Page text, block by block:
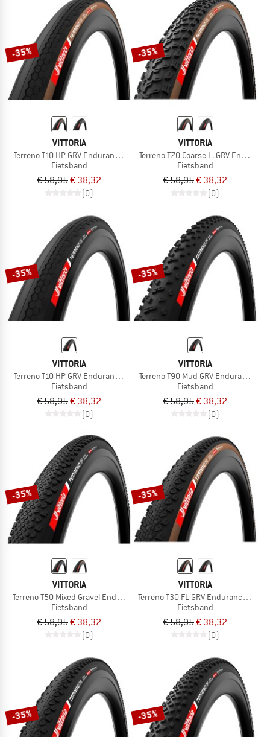
-35%
VITTORIA
Terreno T10 HP GRV Endurance 28'' (40-622) Fold.
Fietsband
€ 58,95€ 38,32
(0)
-35%
VITTORIA
Terreno T70 Coarse L. GRV End.
Fietsband
€ 58,95€ 38,32
(0)
-35%
VITTORIA
Terreno T10 HP GRV Endurance 28'' (50-622) Fold.
Fietsband
€ 58,95€ 38,32
(0)
-35%
VITTORIA
Terreno T90 Mud GRV Endurance
Fietsband
€ 58,95€ 38,32
(0)
-35%
VITTORIA
Terreno T50 Mixed Gravel End. 28''(45-622) Fold.
Fietsband
€ 58,95€ 38,32
(0)
-35%
VITTORIA
Terreno T30 FL GRV Endurance 28''
Fietsband
€ 58,95€ 38,32
(0)
-35% -35%